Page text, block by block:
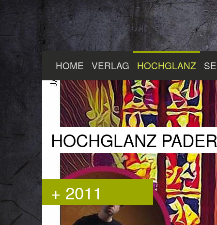
Hauptinhalt
HOME VERLAG HOCHGLANZ
HOCHGLANZ
+ 2011